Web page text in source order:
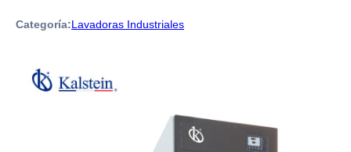
Categoría:Lavadoras Industriales